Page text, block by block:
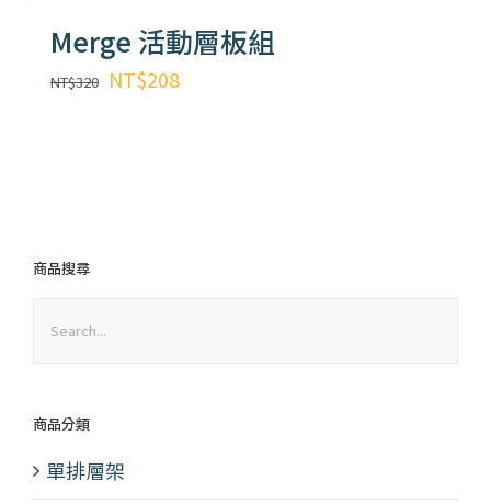
Merge 活動層板組
NT$320 原
NT$208目
商品搜尋
商品分類
單排層架